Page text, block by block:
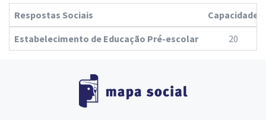
Respostas Sociais
Capacidade
Estabelecimento de Educação Pré-escolar
20